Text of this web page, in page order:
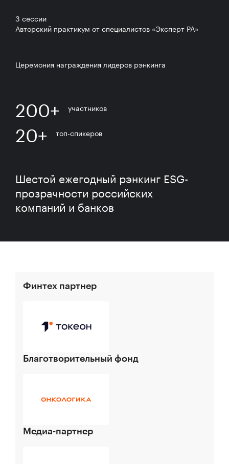
3 сессии
Авторский практикум от специалистов «Эксперт РА»
Церемония награждения лидеров рэнкинга
200+ участников
20+ топ-спикеров
Шестой ежегодный рэнкинг ESG-
прозрачности российских
компаний и банков
Финтех партнер
Благотворительный фонд
Медиа-партнер